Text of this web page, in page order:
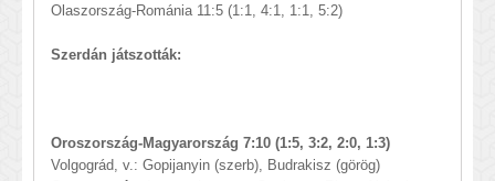
Olaszország-Románia 11:5 (1:1, 4:1, 1:1, 5:2)
Szerdán játszották:
Oroszország-Magyarország 7:10 (1:5, 3:2, 2:0, 1:3)
Volgográd, v.: Gopijanyin (szerb), Budrakisz (görög)